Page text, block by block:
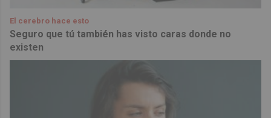
El cerebro hace esto
Seguro que tú también has visto caras donde no
existen